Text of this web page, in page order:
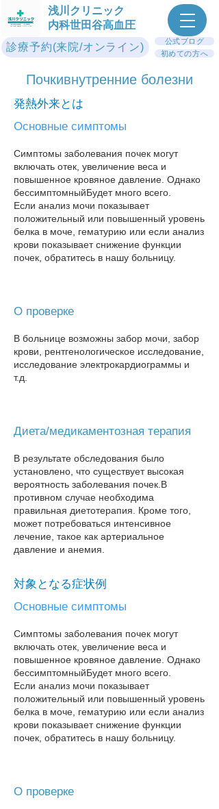
浅川クリニック
内科世田谷高血圧
診療予約(来院/オンライン)
公式ブログ
初めての方へ
Почки​внутренние болезни
発熱外来とは
Основные симптомы
Симптомы заболевания почек могут
включать отек, увеличение веса и
повышенное кровяное давление. Однако
бессимптомныйБудет много всего.
Если анализ мочи показывает
положительный или повышенный уровень
белка в моче, гематурию или если анализ
крови показывает снижение функции
почек, обратитесь в нашу больницу​.
О проверке
В больнице возможны забор мочи, забор
крови, рентгенологическое исследование,
исследование электрокардиограммы и
т.д.
Диета/медикаментозная терапия
В результате обследования было
установлено, что существует высокая
вероятность заболевания почек. В
противном случае необходима
правильная диетотерапия. Кроме того,
может потребоваться интенсивное
лечение, такое как артериальное
давление и анемия.
対象となる症状例
Основные симптомы
Симптомы заболевания почек могут
включать отек, увеличение веса и
повышенное кровяное давление. Однако
бессимптомныйБудет много всего.
Если анализ мочи показывает
положительный или повышенный уровень
белка в моче, гематурию или если анализ
крови показывает снижение функции
почек, обратитесь в нашу больницу​.
О проверке